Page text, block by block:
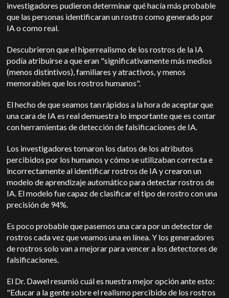
investigadores pudieron determinar qué hacía más probable
que las personas identificaran un rostro como generado por
IA o como real.
Descubrieron que el hiperrealismo de los rostros de la IA
podía atribuirse a que eran "significativamente más medios
(menos distintivos), familiares y atractivos, y menos
memorables que los rostros humanos".
El hecho de que seamos tan rápidos a la hora de aceptar que
una cara de IA es real demuestra lo importante que es contar
con herramientas de detección de falsificaciones de IA.
Los investigadores tomaron los datos de los atributos
percibidos por los humanos y cómo se utilizaban correcta e
incorrectamente al identificar rostros de IA y crearon un
modelo de aprendizaje automático para detectar rostros de
IA. El modelo fue capaz de clasificar el tipo de rostro con una
precisión de 94%.
Es poco probable que pasemos una cara por un detector de
rostros cada vez que veamos una en línea. Y los generadores
de rostros solo van a mejorar para vencer a los detectores de
falsificaciones.
El Dr. Dawel resumió cuál es nuestra mejor opción ante esto:
"Educar a la gente sobre el realismo percibido de los rostros